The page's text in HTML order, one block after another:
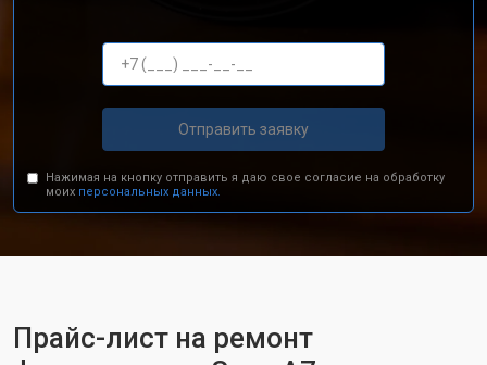
Отправить заявку
Нажимая на кнопку отправить я даю свое согласие на обработку
моих персональных данных.
Прайс-лист на ремонт